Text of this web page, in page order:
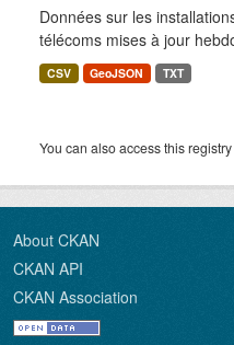
Données sur les
télécoms mises à jour
CSV GeoJSON TXT
You can also access this
About CKAN
CKAN API
CKAN Association